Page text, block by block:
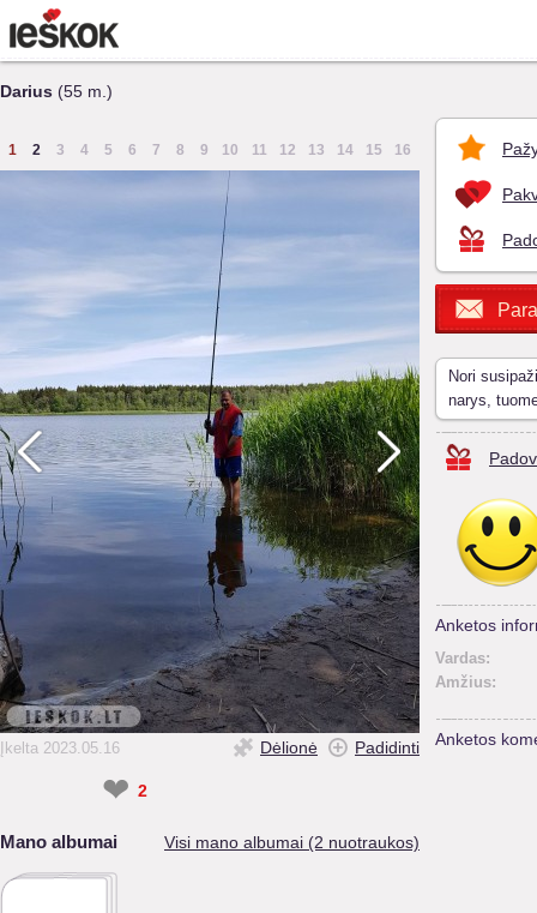
Darius (55 m.)
1 2 3 4 5 6 7 8 9 10 11 12 13 14 15 16
Įkelta 2023.05.16 Dėlionė Padidinti
❤ 2
Mano albumai Visi mano albumai (2 nuotraukos)
Nori
narys,
Anketos
Vardas:
Amžius:
Anketos